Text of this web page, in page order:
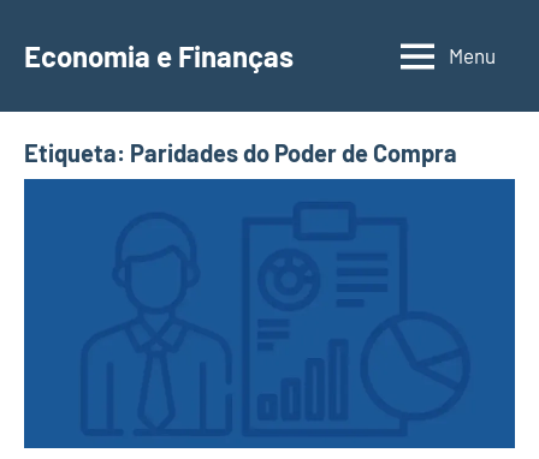
para
conteúdo
Economia e Finanças
Depósitos
IRS,
Finanças
Menu
Etiqueta: Paridades do Poder de Compra